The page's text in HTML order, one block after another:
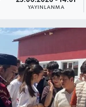
YAYINLANMA